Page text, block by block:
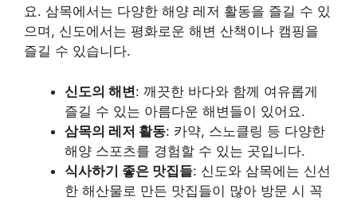
요. 삼목에서는 다양한 해양 레저 활동을 즐길 수 있
으며, 신도에서는 평화로운 해변 산책이나 캠핑을
즐길 수 있습니다.
신도의 해변: 깨끗한 바다와 함께 여유롭게
즐길 수 있는 아름다운 해변들이 있어요.
삼목의 레저 활동: 카약, 스노클링 등 다양한
해양 스포츠를 경험할 수 있는 곳입니다.
식사하기 좋은 맛집들: 신도와 삼목에는 신선
한 해산물로 만든 맛집들이 많아 방문 시 꼭